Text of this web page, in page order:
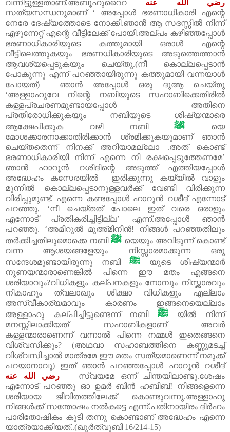
വന്നിട്ടുള്ളതാണ്.അബൂഹുറൈറ رضي الله عنه
സത്യസന്ധനുമാണ് ‘ അപ്പോൾ ഭരണാധികാരി എന്റെ
നേരേ ദേഷ്യത്തോടെ നോക്കി.ഞാൻ ആ സദസ്സിൽ നിന്ന്
എഴുന്നേറ്റ് എന്റെ വീട്ടിലേക്ക് പോയി.അല്പം കഴിഞ്ഞപ്പോൾ
ഭരണാധികാരിയുടെ കത്തുമായി ഒരാൾ എന്റെ
വീട്ടിലെത്തുകയും ഭരണധികാരിയുടെ അടുത്തെത്താൻ
ആവശ്യപ്പെടുകയും ചെയ്തു.(നീ കൊല്ലപ്പെടാൻ
പോകുന്നു എന്ന് പറഞ്ഞായിരുന്നു കത്തുമായി വന്നയാൾ
പോയത്) ഞാൻ അപ്പോൾ ഒരു ദുആ ചെയ്തു
‘അള്ളാഹുവേ നിന്റെ നബിയുടെ സഹാബിക്കെതിരിൽ
കള്ളപ്രചരണമുണ്ടായപ്പോൾ അതിനെ
പ്രതിരോധിക്കുകയും നബിയുടെ ശിഷ്യന്മാരെ
ആക്ഷേപിക്കുക വഴി നബിﷺ
യെ
മോശക്കാരനാക്കാതിരിക്കാൻ ശ്രമിക്കുകയുമാണ് ഞാൻ
ചെയ്തതെന്ന് നിനക്ക് അറിയാമല്ലോ .അത് കൊണ്ട്
ഭരണാധികാരിയി നിന്ന് എന്നെ നീ രക്ഷപ്പെടുത്തേണമേ’
ഞാൻ ഹാറൂൻ റശീദിന്റെ അടുത്ത് എത്തിയപ്പോൾ
അദ്ധേഹം കസേരയിൽ ഇരിക്കുന്നു കയ്യിൽ വാളും
മുന്നിൽ കൊല്ലപ്പെടാനുള്ളവർക്ക് വേണ്ടി വിരിക്കുന്ന
വിരിപ്പുമുണ്ട്. എന്നെ കണ്ടപ്പോൾ ഹാറൂൻ റശീദ് എന്നോട്
പറഞ്ഞു, ‘നീ ചെയ്തത് പോലെ ഇത് വരെ ഒരാളും
എന്നോട് പ്രതികരിച്ചിട്ടില്ല’ എന്ന്.അപ്പോൾ ഞാൻ
പറഞ്ഞു. ‘അമീറുൽ മുഅ്മിനീൻ! നിങ്ങൾ പറഞ്ഞതിലും
തർക്കിച്ചതിലുമൊക്കെ നബി ﷺ യെയും അവിടുന്ന് കൊണ്ട്
വന്ന ആശയങ്ങളേയും നിസ്സാരമാക്കുന്ന ഒരു
സന്ദേശമുണ്ടായിരുന്നു നബി ﷺ
യുടെ ശിഷ്യന്മാർ
നുണയന്മാരാണെങ്കിൽ പിന്നെ ഈ മതം എങ്ങനെ
ശരിയാവും?വിധികളും കല്പനകളും നോമ്പും നിസ്ക്കാരവും
നികാഹും ത്വലാഖും ശിക്ഷാ വിധികളും എല്ലാം
അസ്വീകാര്യമാവും കാരണം ഇങ്ങനെയെല്ലാം
അള്ളാഹു കല്പിച്ചിട്ടുണ്ടെന്ന് നബി ﷺ
യിൽ നിന്ന്
മനസ്സിലാക്കിയത് സഹാബികളാണ് അവർ
കള്ളന്മാരാണെന്ന് വന്നാൽ പിന്നെ നമ്മൾ ഇതെങ്ങനെ
വിശ്വസിക്കും? (അഥവാ സഹാബത്തിനെ കണ്ണുമടച്ച്
വിശ്വസിച്ചാൽ മാത്രമേ ഈ മതം സത്യമാണെന്ന് നമുക്ക്
പറയാനാവൂ) ഇത് ഞാൻ പറഞ്ഞപ്പോൾ ഹാറൂൻ റശീദ്
رضي الله عنه സ്വയമേ ഒന്ന് ചിന്തയിലാണ്ടു.ശേഷം
എന്നോട് പറഞ്ഞു ഓ ഉമർ ബിൻ ഹബീബ്! നിങ്ങളെന്നെ
ശരിയായ ജീവിതത്തിലേക്ക് കൊണ്ടുവന്നു.അള്ളാഹു
നിങ്ങൾക്ക് സന്തോഷം നൽകട്ടെ എന്ന്.പതിനായിരം ദിർഹം
പാരിതോഷികം കൂടി തന്നു കൊണ്ടാണ് അദ്ധേഹം എന്നെ
യാത്രയാക്കിയത്..(ഖുർത്വുബി 16/214-15)